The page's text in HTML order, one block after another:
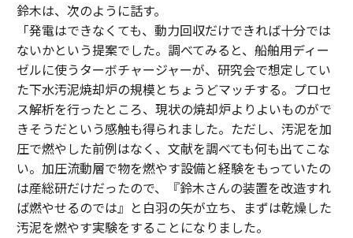
鈴木は、次のように話す。
「発電はできなくても、動力回収だけできれば十分では
ないかという提案でした。調べてみると、船舶用ディー
ゼルに使うターボチャージャーが、研究会で想定してい
た下水汚泥焼却炉の規模とちょうどマッチする。プロセ
ス解析を行ったところ、現状の焼却炉よりよいものがで
きそうだという感触も得られました。ただし、汚泥を加
圧で燃やした前例はなく、文献を調べても何も出てこな
い。加圧流動層で物を燃やす設備と経験をもっていたの
は産総研だけだったので、『鈴木さんの装置を改造すれ
ば燃やせるのでは』と白羽の矢が立ち、まずは乾燥した
汚泥を燃やす実験をすることになりました。